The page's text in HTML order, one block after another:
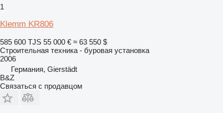
1
Klemm KR806
585 600 TJS 55 000 € ≈ 63 550 $
Строительная техника - буровая установка
2006
Германия, Gierstädt
B&Z
Связаться с продавцом